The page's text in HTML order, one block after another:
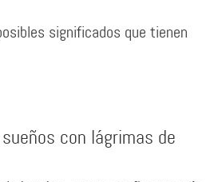
significados que tienen
con lágrimas de